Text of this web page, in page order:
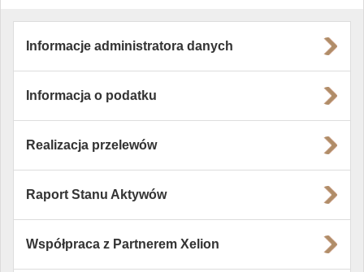
Informacje administratora danych
Informacja o podatku
Realizacja przelewów
Raport Stanu Aktywów
Współpraca z Partnerem Xelion